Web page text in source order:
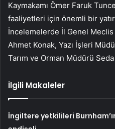
Kaymakamı Ömer Faruk
faaliyetleri için önemli bir
İncelemelerde İl Genel
Ahmet Konak, Yazı İşleri
Tarım ve Orman Müdürü
İlgili Makaleler
İngiltere yetkilileri